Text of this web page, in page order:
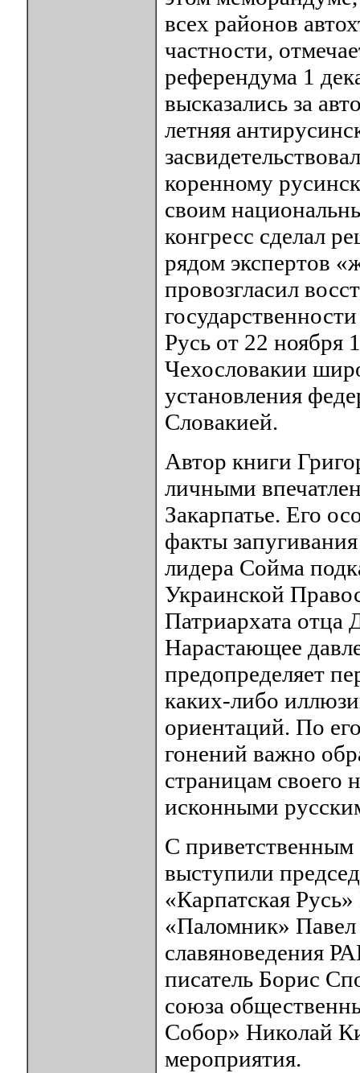
всех районов
частности,
референдума 1
высказались за
летняя
коренному
своим
конгресс сделал
рядом экспертов
провозгласил
Русь от 22 ноября
Чехословакии
установления
Словакией.
Автор книги
личными
Закарпатье. Его
факты
лидера Сойма
Украинской
Патриархата отца
Нарастающее
предопределяет
каких-либо
ориентаций. По
гонений важно
страницам своего
исконными
С
выступили
«Карпатская
«Паломник» Павел
славяноведения
писатель Борис
союза
Собор» Николай
мероприятия.